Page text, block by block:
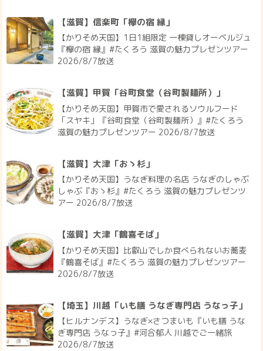
【滋賀】信楽町「欅の宿 縁」
【かりそめ天国】1日1組限定 一棟貸しオーベルジュ
『欅の宿 縁』#たくろう 滋賀の魅力プレゼンツアー
2026/8/7放送
【滋賀】甲賀「谷町食堂（谷町製麺所）」
【かりそめ天国】甲賀市で愛されるソウルフード
「スヤキ」『谷町食堂（谷町製麺所）』#たくろう
滋賀の魅力プレゼンツアー 2026/8/7放送
【滋賀】大津「おゝ杉」
【かりそめ天国】うなぎ料理の名店 うなぎのしゃぶ
しゃぶ『おゝ杉』#たくろう 滋賀の魅力プレゼンツ
アー 2026/8/7放送
【滋賀】大津「鶴喜そば」
【かりそめ天国】比叡山でしか食べられないお蕎麦
『鶴喜そば』#たくろう 滋賀の魅力プレゼンツアー
2026/8/7放送
【埼玉】川越「いも膳 うなぎ専門店 うなっ子」
【ヒルナンデス】うなぎ×さつまいも『いも膳 うな
ぎ専門店 うなっ子』#河合郁人 川越でご一緒旅
2026/8/7放送